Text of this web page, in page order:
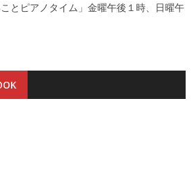
とピアノタイム」金曜午後１時、日曜午